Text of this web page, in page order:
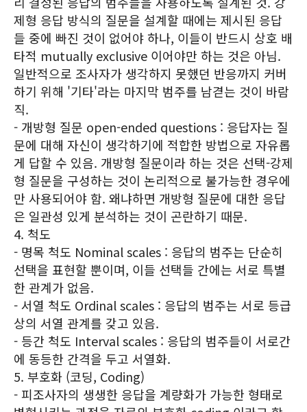
제형 응답 방식의 질문을 설계할 때에는 제시된 응답
들 중에 빠진 것이 없어야 하나, 이들이 반드시 상호 배
타적 mutually exclusive 이어야만 하는 것은 아님.
일반적으로 조사자가 생각하지 못했던 반응까지 커버
하기 위해 '기타'라는 마지막 범주를 남겯는 것이 바람
직.
- 개방형 질문 open-ended questions : 응답자는 질
문에 대해 자신이 생각하기에 적합한 방법으로 자유롭
게 답할 수 있음. 개방형 질문이라 하는 것은 선택-강제
형 질문을 구성하는 것이 논리적으로 불가능한 경우에
만 사용되어야 함. 왜냐하면 개방형 질문에 대한 응답
은 일관성 있게 분석하는 것이 곤란하기 때문.
4. 척도
- 명목 척도 Nominal scales : 응답의 범주는 단순히
선택을 표현할 뿐이며, 이들 선택들 간에는 서로 특별
한 관계가 없음.
- 서열 척도 Ordinal scales : 응답의 범주는 서로 등급
상의 서열 관계를 갖고 있음.
- 등간 척도 Interval scales : 응답의 범주들이 서로간
에 동등한 간격을 두고 서열화.
5. 부호화 (코딩, Coding)
- 피조사자의 생생한 응답을 계량화가 가능한 형태로